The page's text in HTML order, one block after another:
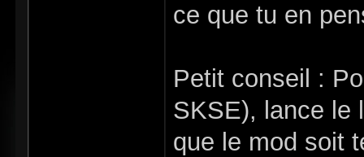
ce que tu en
Petit conseil :
SKSE), lance le
que le mod soit